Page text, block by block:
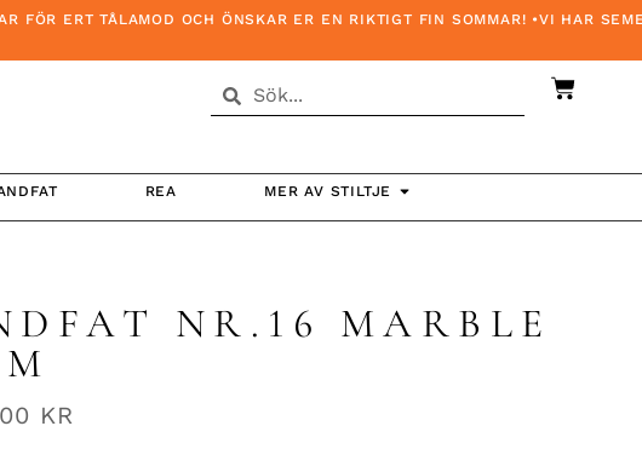
TÅLAMOD OCH ÖNSKAR ER EN RIKTIGT FIN SOMMAR! •VI HAR
REA MER AV STILTJE
NR.16 MARBLE
KR